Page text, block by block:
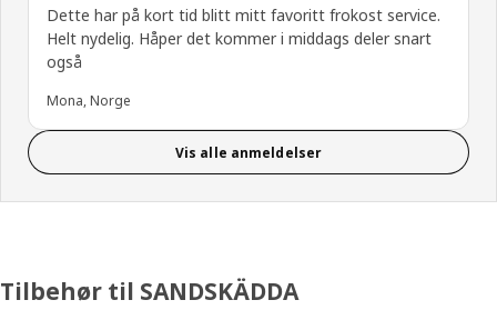
Dette har på kort tid blitt mitt favoritt frokost service.
Helt nydelig. Håper det kommer i middags deler snart
også
Mona, Norge
Vis alle anmeldelser
Tilbehør til SANDSKÄDDA